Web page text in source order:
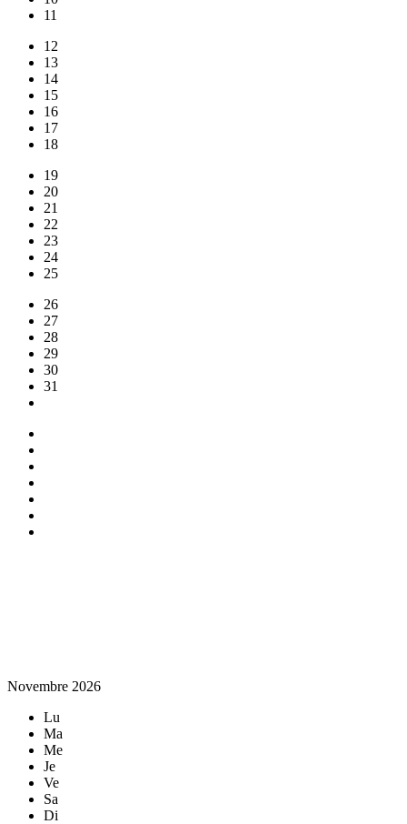
11
12
13
14
15
16
17
18
19
20
21
22
23
24
25
26
27
28
29
30
31
Novembre 2026
Lu
Ma
Me
Je
Ve
Sa
Di